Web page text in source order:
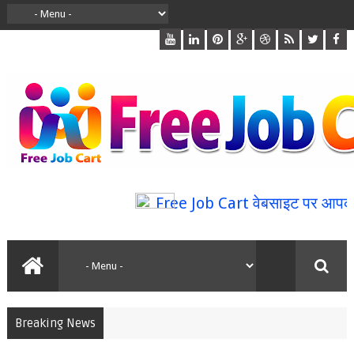
Free Job Cart वेबसाइट पर आपका
Breaking News